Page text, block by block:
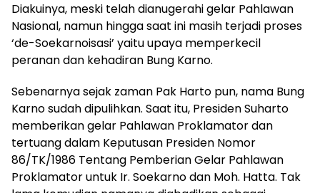
Diakuinya, meski telah dianugerahi gelar Pahlawan
Nasional, namun hingga saat ini masih terjadi proses
‘de-Soekarnoisasi’ yaitu upaya memperkecil
peranan dan kehadiran Bung Karno.
Sebenarnya sejak zaman Pak Harto pun, nama Bung
Karno sudah dipulihkan. Saat itu, Presiden Suharto
memberikan gelar Pahlawan Proklamator dan
tertuang dalam Keputusan Presiden Nomor
86/TK/1986 Tentang Pemberian Gelar Pahlawan
Proklamator untuk Ir. Soekarno dan Moh. Hatta. Tak